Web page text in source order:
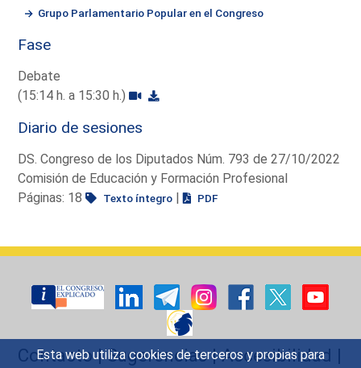
Esta web utiliza cookies de terceros y propias para
Grupo Parlamentario Popular en el Congreso
Fase
Debate
(15:14 h. a 15:30 h.)
Diario de sesiones
DS. Congreso de los Diputados Núm. 793 de 27/10/2022
Comisión de Educación y Formación Profesional
Páginas: 18
Texto íntegro | PDF
Contacto|Sugerencias|Accesibilidad |